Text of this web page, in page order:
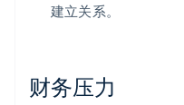
建立关系。
财务压力